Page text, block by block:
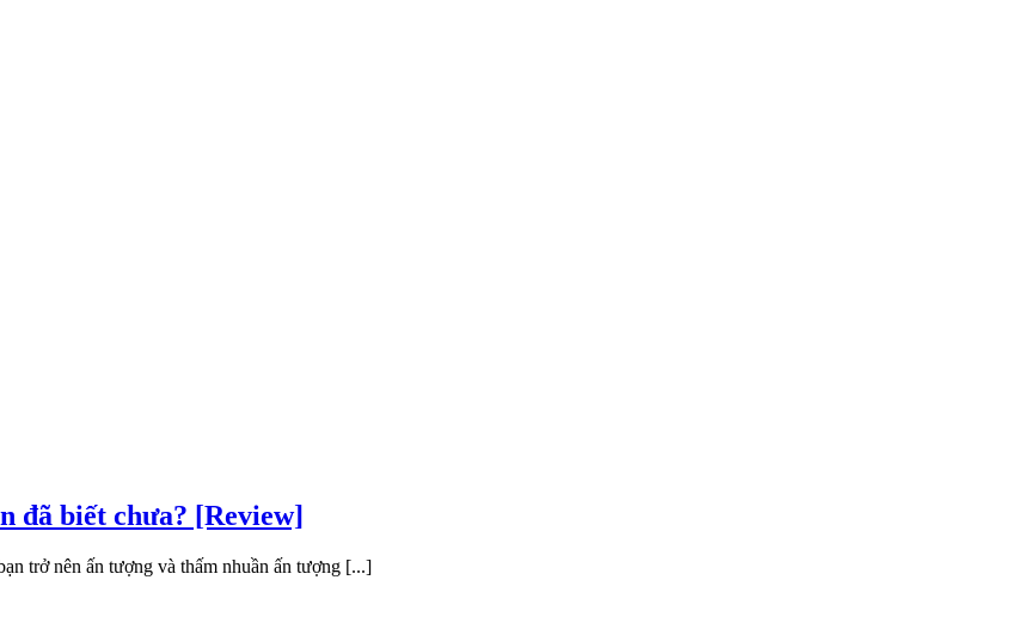
đã biết chưa? [Review]
trở nên ấn tượng và thấm nhuần ấn tượng [...]